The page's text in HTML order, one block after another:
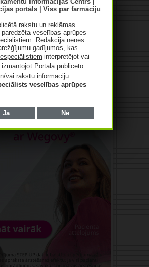
rakstu un reklāmas
veselības aprūpes
Redakcija nenes
gadījumos, kas
interpretējot vai
Portālā publicēto
vai rakstu informāciju.
veselības aprūpes
Jā Nē